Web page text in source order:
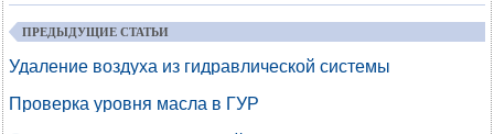
ПРЕДЫДУЩИЕ СТАТЬИ
Удаление воздуха из гидравлической системы
Проверка уровня масла в ГУР